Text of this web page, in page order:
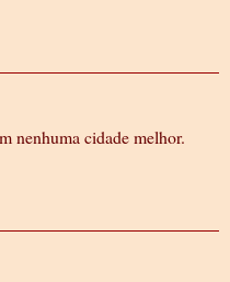
nenhuma cidade melhor.